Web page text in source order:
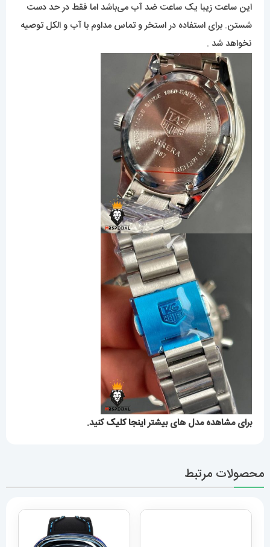
این ساعت زیبا یک ساعت ضد آب می‌باشد اما فقط در حد دست
شستن. برای استفاده در استخر و تماس مداوم با آب و الکل توصیه
نخواهد شد .
برای مشاهده مدل های بیشتراینجا کلیککنید.
محصولات مرتبط